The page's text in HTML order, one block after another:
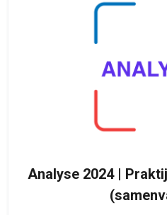
Analyse 2024 |